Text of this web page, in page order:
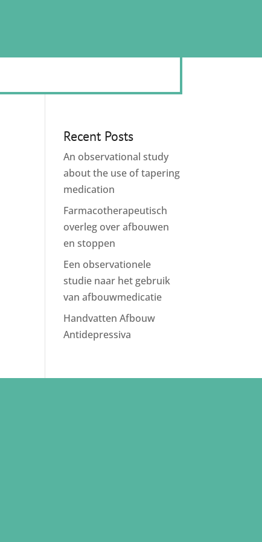
Recent Posts
An observational study
about the use of tapering
medication
Farmacotherapeutisch
overleg over afbouwen
en stoppen
Een observationele
studie naar het gebruik
van afbouwmedicatie
Handvatten Afbouw
Antidepressiva